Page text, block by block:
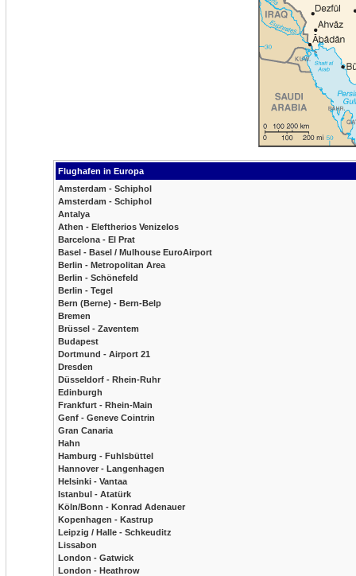
Flughafen in Europa
Amsterdam - Schiphol
Amsterdam - Schiphol
Antalya
Athen - Eleftherios Venizelos
Barcelona - El Prat
Basel - Basel / Mulhouse EuroAirport
Berlin - Metropolitan Area
Berlin - Schönefeld
Berlin - Tegel
Bern (Berne) - Bern-Belp
Bremen
Brüssel - Zaventem
Budapest
Dortmund - Airport 21
Dresden
Düsseldorf - Rhein-Ruhr
Edinburgh
Frankfurt - Rhein-Main
Genf - Geneve Cointrin
Gran Canaria
Hahn
Hamburg - Fuhlsbüttel
Hannover - Langenhagen
Helsinki - Vantaa
Istanbul - Atatürk
Köln/Bonn - Konrad Adenauer
Kopenhagen - Kastrup
Leipzig / Halle - Schkeuditz
Lissabon
London - Gatwick
London - Heathrow